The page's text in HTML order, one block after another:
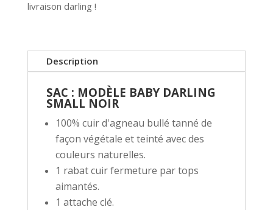
livraison darling !
Description
SAC : MODÈLE BABY DARLING
SMALL NOIR
100% cuir d'agneau bullé tanné de
façon végétale et teinté avec des
couleurs naturelles.
1 rabat cuir fermeture par tops
aimantés.
1 attache clé.